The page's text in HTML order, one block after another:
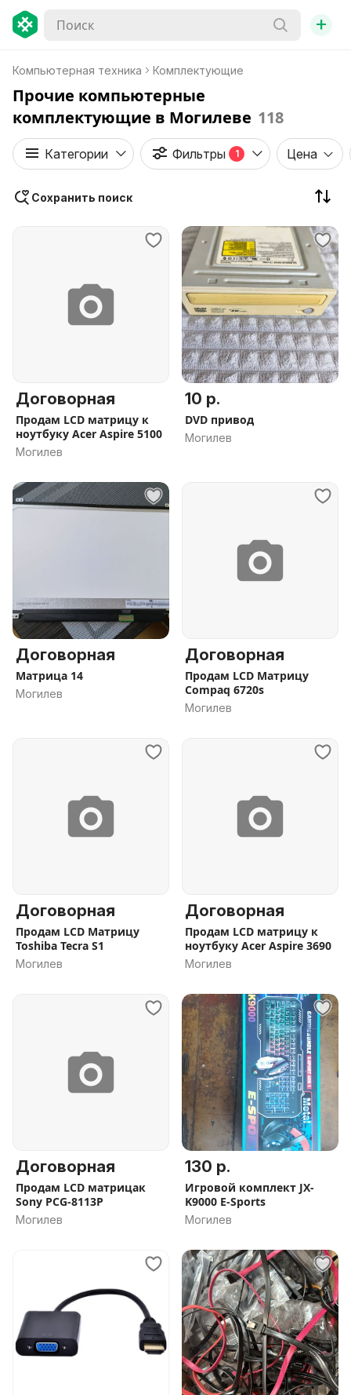
+
Компьютерная техника Комплектующие
Прочие компьютерные
комплектующие в Могилеве 118
Категории Фильтры 1 Цена
Сохранить поиск
Договорная
Продам LCD матрицу к
ноутбуку Acer Aspire 5100
Могилев
10 р.
DVD привод
Могилев
Договорная
Матрица 14
Могилев
Договорная
Продам LCD Матрицу
Compaq 6720s
Могилев
Договорная
Продам LCD Матрицу
Toshiba Tecra S1
Могилев
Договорная
Продам LCD матрицу к
ноутбуку Acer Aspire 3690
Могилев
Договорная
Продам LCD матрицак
Sony PCG-8113P
Могилев
130 р.
Игровой комплект JX-
K9000 E-Sports
Могилев